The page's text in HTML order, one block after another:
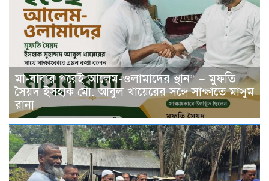
মা-বাবার পরেই আলেম-ওলামাদের স্থান” — মুফতি
সৈয়দ ইসহাক মো. আবুল খায়েরের সঙ্গে সাক্ষাতে মাসুম
রানা